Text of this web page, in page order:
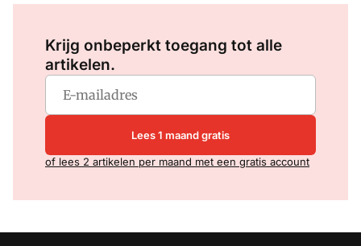
Krijg onbeperkt toegang tot alle
artikelen.
Lees 1 maand gratis
of lees 2 artikelen per maand met een gratis account